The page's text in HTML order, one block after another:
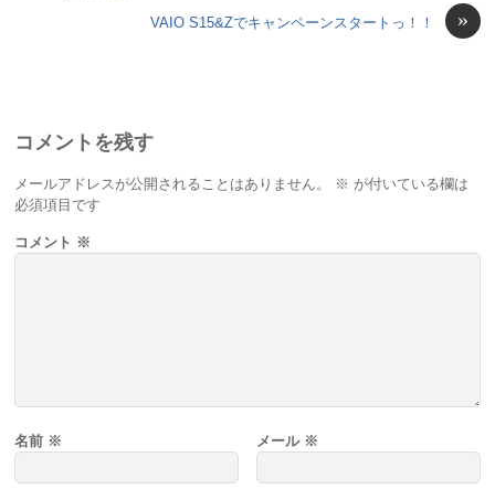
»
VAIO S15&Zでキャンペーンスタートっ！！
コメントを残す
メールアドレスが公開されることはありません。 ※ が付いている欄は
必須項目です
コメント ※
名前 ※ メール ※